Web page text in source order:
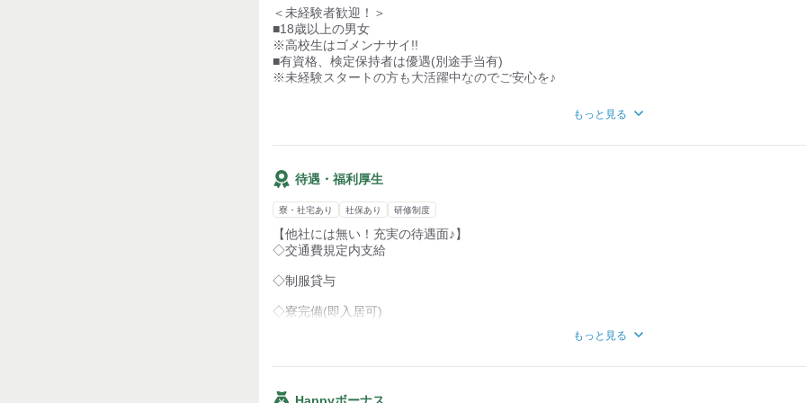
あいさつをしたり…
こんなことが中心のオシゴト。
警備って難しそうと思われがちですが
年齢や経験関係なく誰でもできるカンタンなお仕事なんです♪
アナタの都合に合わせて働くことができるので、安心♪
＜未経験者歓迎！＞
■18歳以上の男女
※高校生はゴメンナサイ!!
■有資格、検定保持者は優遇(別途手当有)
※未経験スタートの方も大活躍中なのでご安心を♪
もっと見る
待遇・福利厚生
寮・社宅あり 社保あり 研修制度
【他社には無い！充実の待遇面♪】
◇交通費規定内支給
◇制服貸与
◇寮完備(即入居可)
もっと見る